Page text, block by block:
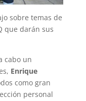
sobre temas de
que darán sus
cabo un
Enrique
como gran
personal